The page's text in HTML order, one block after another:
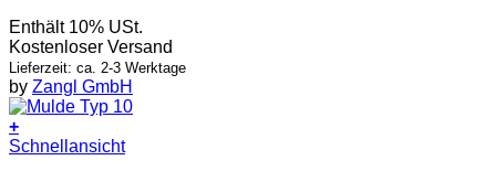
Enthält 10% USt.
Kostenloser Versand
Lieferzeit: ca. 2-3 Werktage
by Zangl GmbH
+
Schnellansicht